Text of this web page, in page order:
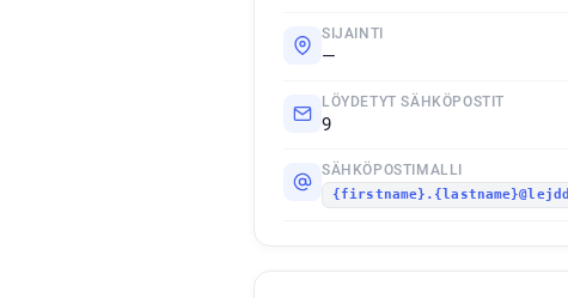
SIJAINTI
—
LÖYDETYT SÄHKÖPOSTIT
9
SÄHKÖPOSTIMALLI